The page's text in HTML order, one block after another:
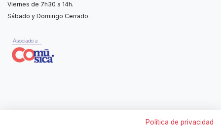
Viernes de 7h30 a 14h.
Sábado y Domingo Cerrado.
Política de privacidad